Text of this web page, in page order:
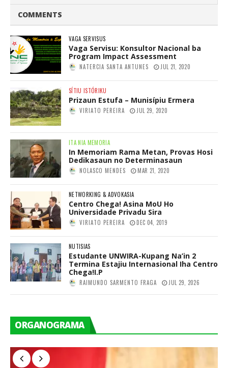
COMMENTS
VAGA SERVISUS
Vaga Servisu: Konsultor Nacional ba
Program Impact Assessment
NATERCIA SANTA ANTUNES JUL 21, 2020
SÍTIU ISTÓRIKU
Prizaun Estufa – Munisípiu Ermera
VIRIATO PEREIRA JUL 29, 2020
ITA NIA MEMORIA
In Memoriam Rama Metan, Provas Hosi
Dedikasaun no Determinasaun
NOLASCO MENDES MAR 21, 2020
NETWORKING & ADVOKASIA
Centro Chega! Asina MoU Ho
Universidade Privadu Sira
VIRIATO PEREIRA DEC 04, 2019
NUTISIAS
Estudante UNWIRA-Kupang Na’in 2
Termina Estajiu Internasional Iha Centro
Chega!I.P
RAIMUNDO SARMENTO FRAGA JUL 29, 2026
ORGANOGRAMA